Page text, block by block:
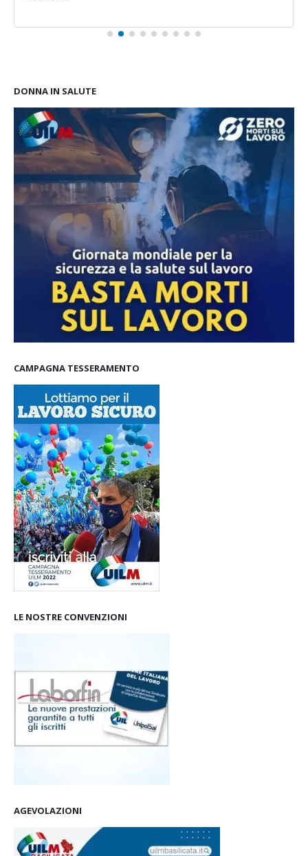
DONNA IN SALUTE
CAMPAGNA TESSERAMENTO
LE NOSTRE CONVENZIONI
AGEVOLAZIONI